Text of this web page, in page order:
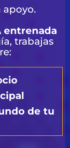
apoyo.
entrenada
trabajas
de tu